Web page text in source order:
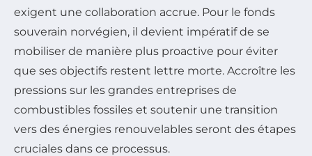
exigent une collaboration accrue. Pour le fonds
souverain norvégien, il devient impératif de se
mobiliser de manière plus proactive pour éviter
que ses objectifs restent lettre morte. Accroître les
pressions sur les grandes entreprises de
combustibles fossiles et soutenir une transition
vers des énergies renouvelables seront des étapes
cruciales dans ce processus.